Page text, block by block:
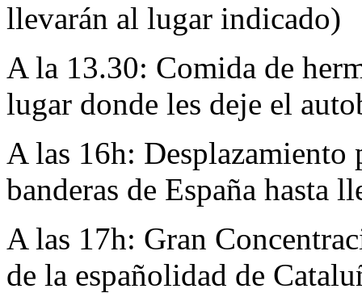
llevarán al lugar indicado)
A la 13.30: Comida de
lugar donde les deje el
A las 16h: Desplazamiento
banderas de España hasta
A las 17h: Gran
de la españolidad de